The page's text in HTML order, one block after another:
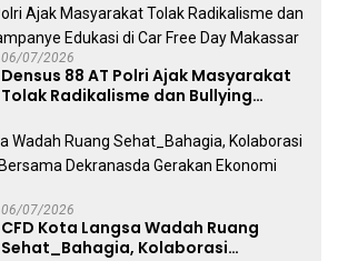
06/07/2026
Densus 88 AT Polri Ajak Masyarakat
Tolak Radikalisme dan Bullying
Free Day Makassar
06/07/2026
CFD Kota Langsa Wadah Ruang
Sehat_Bahagia, Kolaborasi